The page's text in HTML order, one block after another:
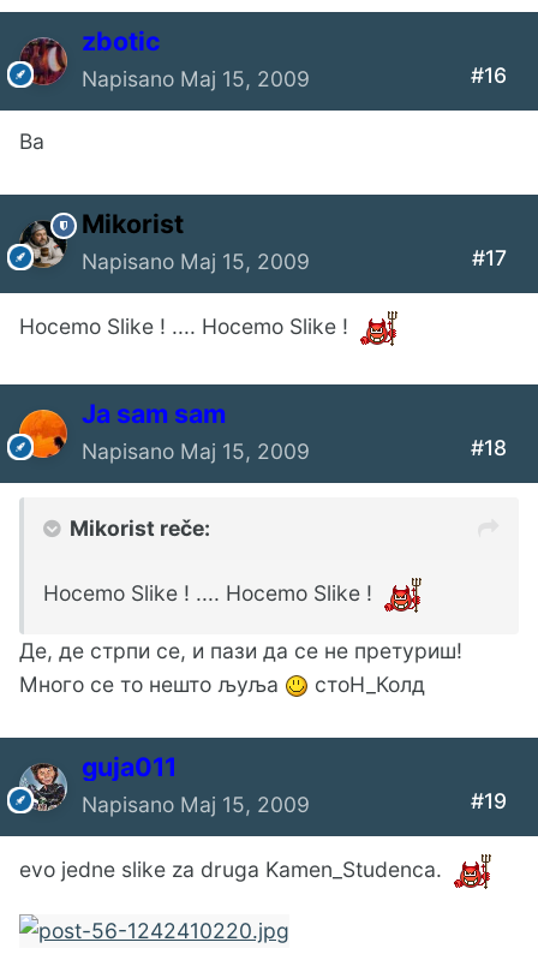
zbotic
Napisano Maj 15, 2009 #16
Ba
Mikorist
Napisano Maj 15, 2009 #17
Hocemo Slike ! .... Hocemo Slike !
Ја sam sam
Napisano Maj 15, 2009 #18
Mikorist reče:
Hocemo Slike ! .... Hocemo Slike !
Де, де стрпи се, и пази да се не претуриш!
Много се то нешто љуља
стоН_Колд
guja011
Napisano Maj 15, 2009 #19
evo jedne slike za druga Kamen_Studenca.